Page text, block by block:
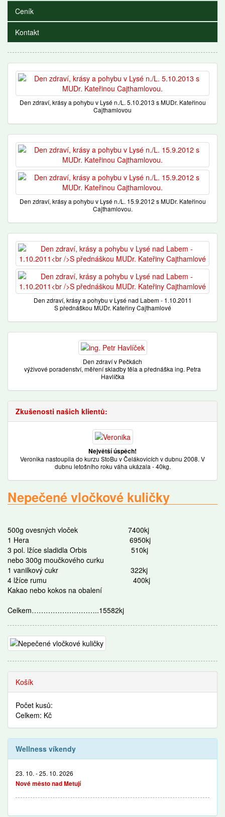
Ceník
Kontakt
Den zdraví, krásy a pohybu v Lysé n./L. 5.10.2013 s MUDr. Kateřinou
Cajthamlovou
Den zdraví, krásy a pohybu v Lysé n./L. 15.9.2012 s MUDr. Kateřinou
Cajthamlovou.
Den zdraví, krásy a pohybu v Lysé nad Labem - 1.10.2011
S přednáškou MUDr. Kateřiny Cajthamlové
Den zdraví v Pečkách
výživové poradenství, měření skladby těla a přednáška ing. Petra
Havlíčka
Zkušenosti našich klientů:
Největší úspěch!
Veronika nastoupila do kurzu StoBu v Čelákovicích v dubnu 2008. V
dubnu letošního roku váha ukázala - 40kg.
Nepečené vločkové kuličky
500g ovesných vloček 7400kj
1 Hera 6950kj
3 pol. lžíce sladidla Orbis 510kj
nebo 300g moučkového curku
1 vanilkový cukr 322kj
4 lžíce rumu 400kj
Kakao nebo kokos na obalení
Celkem………………………..15582kj
Košík
Počet kusů:
Celkem: Kč
Wellness víkendy
23. 10. - 25. 10. 2026
Nové město nad Metují